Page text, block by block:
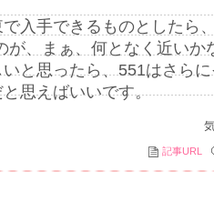
入手できるものとしたら
が、まぁ、何となく近いか
と思ったら、551はさら
思えばいいです。
記事URL